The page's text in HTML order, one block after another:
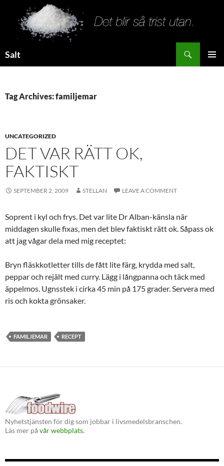
Salt
Tag Archives: familjemar
UNCATEGORIZED
DET VAR RÄTT OK,
FAKTISKT
SEPTEMBER 2, 2009 STELLAN LEAVE A COMMENT
Soprent i kyl och frys. Det var lite Dr Alban-känsla när
middagen skulle fixas, men det blev faktiskt rätt ok. Såpass ok
att jag vågar dela med mig receptet:
Bryn fläskkotletter tills de fått lite färg, krydda med salt,
peppar och rejält med curry. Lägg i långpanna och täck med
äppelmos. Ugnsstek i cirka 45 min på 175 grader. Servera med
ris och kokta grönsaker.
FAMILJEMAR RECEPT
Nyhetstjänsten för dig som jobbar i livsmedelsbranschen.
Läs mer påvår webbplats.